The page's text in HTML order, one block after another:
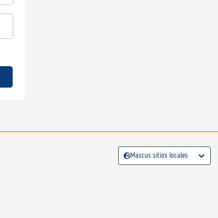
Mascus sitios locales